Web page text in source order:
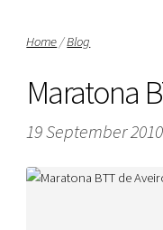
Home/Blog
Maratona
19 September 2010